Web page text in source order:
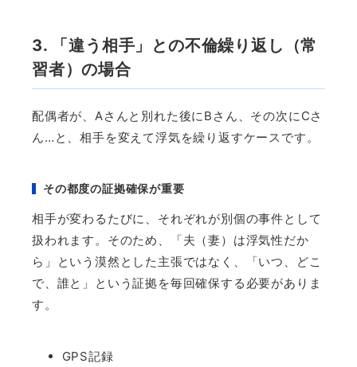
3. 「違う相手」との不倫繰り返し（常
習者）の場合
配偶者が、 Aさんと別れた後にB さん、その次にCさ
ん… と、相手を変えて浮気を繰り返すケースです。
その都度の証拠確保が重要
相手が変わるたびに、それぞれが別個の事件として
扱われます。そのため、「夫（妻）は浮気性だか
ら」という漠然とした主張ではなく、「いつ、どこ
で、誰と」という証拠を毎回確保する必要がありま
す。
GPS記録